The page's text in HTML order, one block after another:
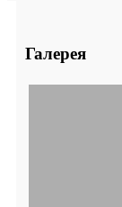
Галерея